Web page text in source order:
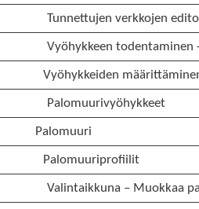
Tunnettujen verkkojen
Vyöhykkeen todentaminen
Vyöhykkeiden
Palomuurivyöhykkeet
Palomuuri
Palomuuriprofiilit
Valintaikkuna – Muokkaa